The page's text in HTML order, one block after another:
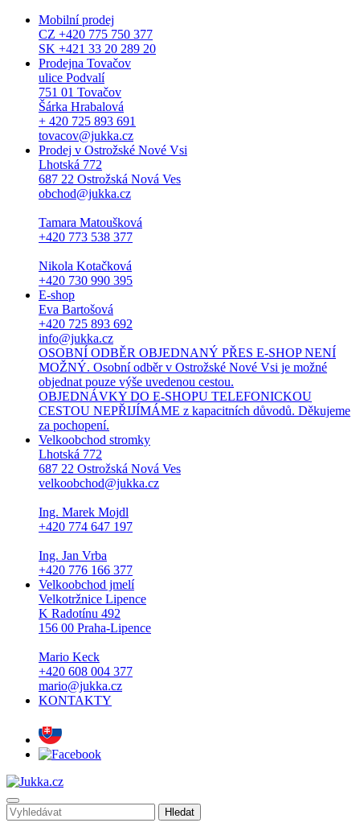
Mobilní prodej
CZ +420 775 750 377
SK +421 33 20 289 20
Prodejna Tovačov
ulice Podvalí
751 01 Tovačov
Šárka Hrabalová
+ 420 725 893 691
tovacov@jukka.cz
Prodej v Ostrožské Nové Vsi
Lhotská 772
687 22 Ostrožská Nová Ves
obchod@jukka.cz
Tamara Matoušková
+420 773 538 377
Nikola Kotačková
+420 730 990 395
E-shop
Eva Bartošová
+420 725 893 692
info@jukka.cz
OSOBNÍ ODBĚR OBJEDNANÝ PŘES E-SHOP NENÍ
MOŽNÝ. Osobní odběr v Ostrožské Nové Vsi je možné
objednat pouze výše uvedenou cestou.
OBJEDNÁVKY DO E-SHOPU TELEFONICKOU
CESTOU NEPŘIJÍMÁME z kapacitních důvodů. Děkujeme
za pochopení.
Velkoobchod stromky
Lhotská 772
687 22 Ostrožská Nová Ves
velkoobchod@jukka.cz
Ing. Marek Mojdl
+420 774 647 197
Ing. Jan Vrba
+420 776 166 377
Velkoobchod jmelí
Velkotržnice Lipence
K Radotínu 492
156 00 Praha-Lipence
Mario Keck
+420 608 004 377
mario@jukka.cz
KONTAKTY